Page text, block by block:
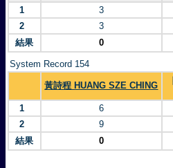
1
3
2
3
結果
0
System Record 154
黃詩程 HUANG SZE CHING
1
6
2
9
結果
0